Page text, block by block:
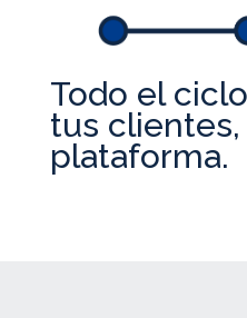
Todo el
tus
plataforma.